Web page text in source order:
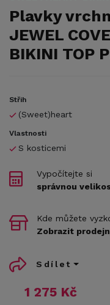
Plavky
JEWEL
BIKINI TOP
Střih
(Sweet)heart
Vlastnosti
S kosticemi
1 275 Kč
Vypočítejte si
správnou
Kde můžete
Zobrazit
Sdílet